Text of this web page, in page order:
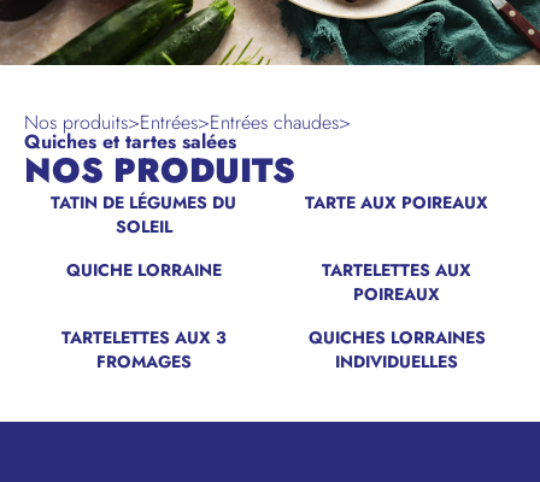
Nos produits>Entrées>Entrées chaudes>
Quiches et tartes salées
NOS PRODUITS
TATIN DE LÉGUMES DU
SOLEIL
TARTE AUX POIREAUX
QUICHE LORRAINE
TARTELETTES AUX
POIREAUX
TARTELETTES AUX 3
FROMAGES
QUICHES LORRAINES
INDIVIDUELLES